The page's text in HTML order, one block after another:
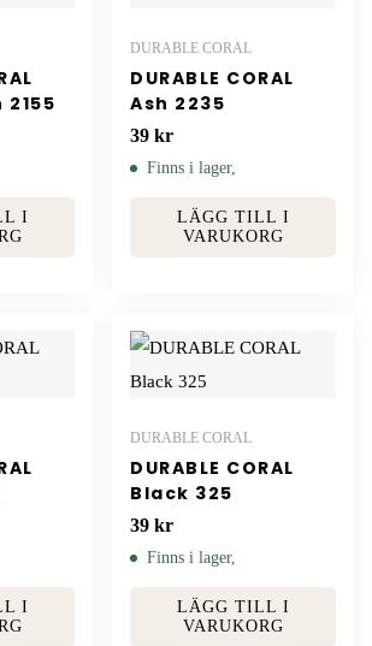
I
DURABLE CORAL
DURABLE CORAL
Ash 2235
39 kr
Finns i lager,
LÄGG TILL I
VARUKORG
I
DURABLE CORAL
DURABLE CORAL
Black 325
39 kr
Finns i lager,
LÄGG TILL I
VARUKORG